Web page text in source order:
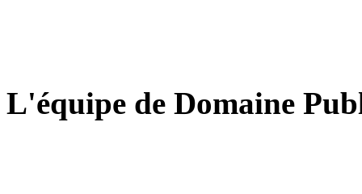
L'équipe de Domaine